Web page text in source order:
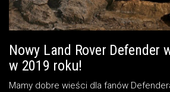
Nowy Land Rover Defender
w 2019 roku!
Mamy dobre wieści dla fanów